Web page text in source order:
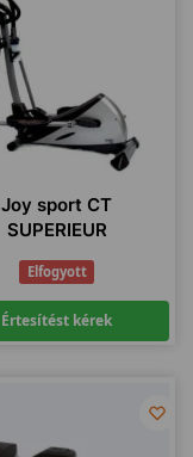
Joy sport CT
SUPERIEUR
Elfogyott
Értesítést kérek